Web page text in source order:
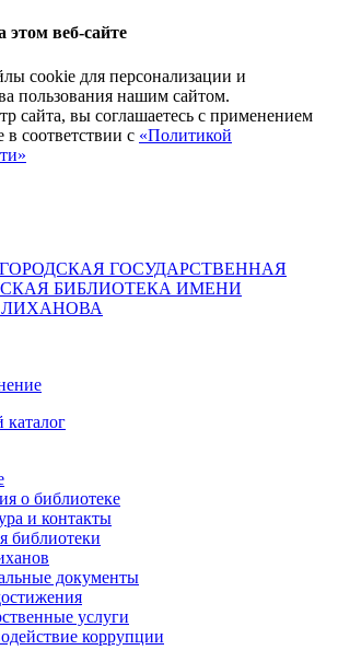
этом веб-сайте
cookie для персонализации и
пользования нашим сайтом.
сайта, вы соглашаетесь с применением
соответствии с «Политикой
ГОСУДАРСТВЕННАЯ
БИБЛИОТЕКА ИМЕНИ
о библиотеке
и контакты
библиотеки
документы
услуги
коррупции